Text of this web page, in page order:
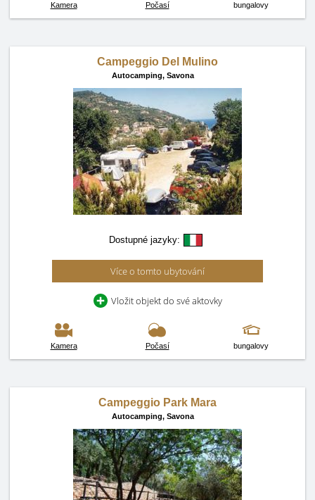
Kamera Počasí bungalovy
Campeggio Del Mulino
Autocamping, Savona
Dostupné jazyky:
Více o tomto ubytování
Vložit objekt do své aktovky
Kamera Počasí bungalovy
Campeggio Park Mara
Autocamping, Savona